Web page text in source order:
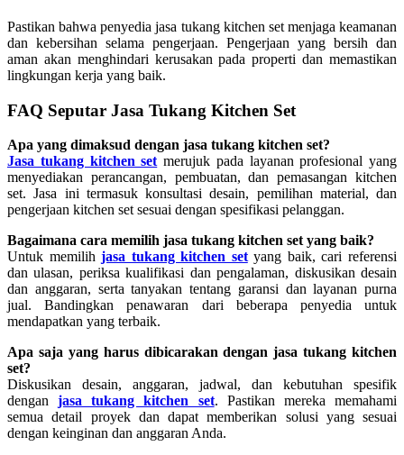
Pastikan bahwa penyedia jasa tukang kitchen set menjaga keamanan
dan kebersihan selama pengerjaan. Pengerjaan yang bersih dan
aman akan menghindari kerusakan pada properti dan memastikan
lingkungan kerja yang baik.
FAQ Seputar Jasa Tukang Kitchen Set
Apa yang dimaksud dengan jasa tukang kitchen set?
Jasa tukang kitchen setmerujuk pada layanan profesional yang
menyediakan perancangan, pembuatan, dan pemasangan kitchen
set. Jasa ini termasuk konsultasi desain, pemilihan material, dan
pengerjaan kitchen set sesuai dengan spesifikasi pelanggan.
Bagaimana cara memilih jasa tukang kitchen set yang baik?
Untuk memilihjasa tukang kitchen setyang baik, cari referensi
dan ulasan, periksa kualifikasi dan pengalaman, diskusikan desain
dan anggaran, serta tanyakan tentang garansi dan layanan purna
jual. Bandingkan penawaran dari beberapa penyedia untuk
mendapatkan yang terbaik.
Apa saja yang harus dibicarakan dengan jasa tukang kitchen
set?
Diskusikan desain, anggaran, jadwal, dan kebutuhan spesifik
denganjasa tukang kitchen set. Pastikan mereka memahami
semua detail proyek dan dapat memberikan solusi yang sesuai
dengan keinginan dan anggaran Anda.